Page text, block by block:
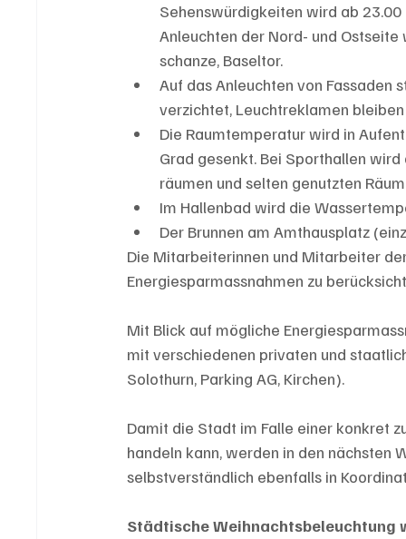
Sehenswürdigkeiten wird ab
Anleuchten der Nord- und
schanze, Baseltor.
Auf das Anleuchten von
verzichtet, Leuchtreklamen
Die Raumtemperatur wird in
Grad gesenkt. Bei Sporthallen
räumen und selten genutzten
Im Hallenbad wird die
Der Brunnen am Amthausplatz
Die Mitarbeiterinnen und Mitarbeiter
Energiesparmassnahmen zu
Mit Blick auf mögliche
mit verschiedenen privaten und
Solothurn, Parking AG, Kirchen).
Damit die Stadt im Falle einer konkret
handeln kann, werden in den
selbstverständlich ebenfalls in
Städtische Weihnachtsbeleuchtung